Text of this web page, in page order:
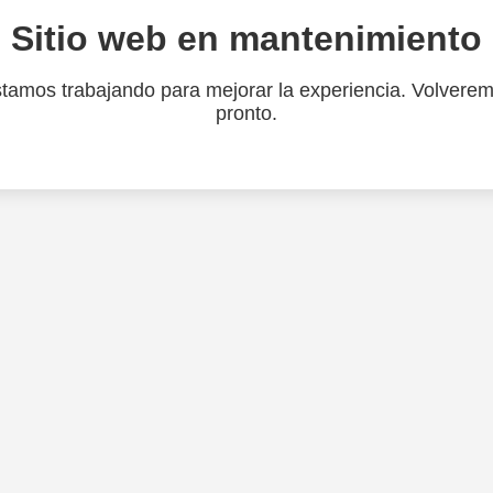
Sitio web en mantenimiento
trabajando para mejorar la experiencia.
pronto.